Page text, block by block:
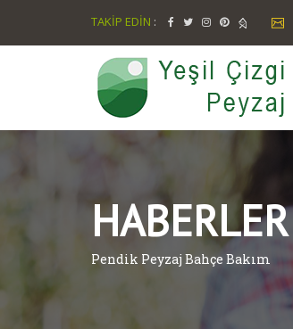
TAKİP EDİN :
HABERLER
Pendik Peyzaj Bahçe Bakım